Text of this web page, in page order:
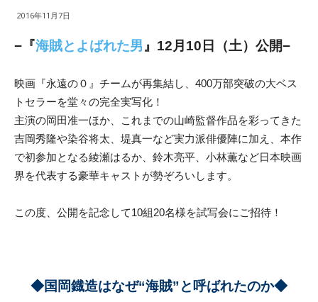
2016年11月7日
−『海賊とよばれた男 』12月10日（土）公開−
映画『永遠の０』チームが再集結し、400万部突破の大ベス
トセラーを堂々の完全実写化！
主演の岡田准一ほか、これまでの山崎監督作品を彩ってきた
吉岡秀隆や染谷将太、堤真一など実力派俳優陣に加え、本作
で初参加となる綾瀬はるか、鈴木亮平、小林薫など日本映画
界を代表する豪華キャストが勢ぞろいします。
この度、公開を記念して10組20名様を試写会にご招待！
◆国岡鐡造はなぜ“海賊”と呼ばれたのか◆